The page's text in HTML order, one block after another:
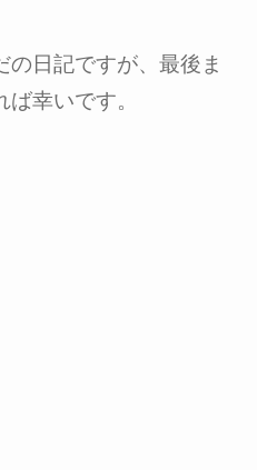
の日記ですが、最後ま
幸いです。